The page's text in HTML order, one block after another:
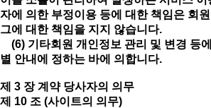
자에 의한 부정이용 등에 대한 책임은 회
그에 대한 책임을 지지 않습니다.
(6) 기타회원 개인정보 관리 및 변경 등
별 안내에 정하는 바에 의합니다.
제 3 장 계약 당사자의 의무
제 10 조 (사이트의 의무)